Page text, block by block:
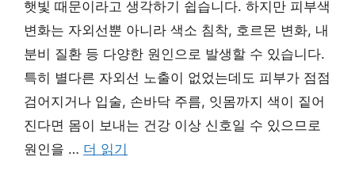
햇빛 때문이라고 생각하기 쉽습니다. 하지만 피부색
변화는 자외선뿐 아니라 색소 침착, 호르몬 변화, 내
분비 질환 등 다양한 원인으로 발생할 수 있습니다.
특히 별다른 자외선 노출이 없었는데도 피부가 점점
검어지거나 입술, 손바닥 주름, 잇몸까지 색이 짙어
진다면 몸이 보내는 건강 이상 신호일 수 있으므로
원인을 … 더 읽기